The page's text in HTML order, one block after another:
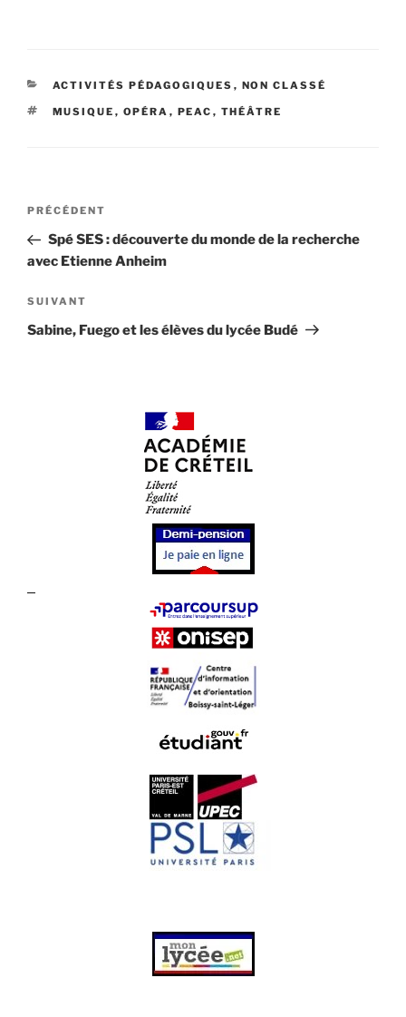
CATÉGORIES
ACTIVITÉS PÉDAGOGIQUES , NON CLASSÉ
ÉTIQUETTES
MUSIQUE , OPÉRA , PEAC , THÉÂTRE
Navigation
l’article
Article
précédent
PRÉCÉDENT
Spé SES : découverte du monde de la recherche
avec Etienne Anheim
Article
suivant
SUIVANT
Sabine, Fuego et les élèves du lycée Budé